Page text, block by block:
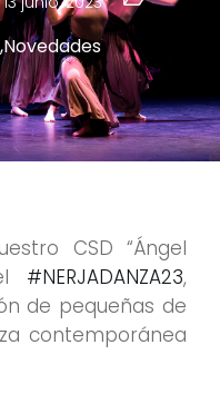
,Novedades
CSD “Ángel
#NERJADANZA23,
de pequeñas de
contemporánea